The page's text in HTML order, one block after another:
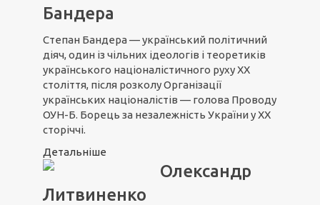
Бандера
Степан Бандера — український політичний
діяч, один із чільних ідеологів і теоретиків
українського націоналістичного руху XX
століття, після розколу Організації
українських націоналістів — голова Проводу
ОУН-Б. Борець за незалежність України у ХХ
сторіччі.
Детальніше
Олександр
Литвиненко